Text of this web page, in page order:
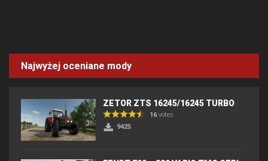
Najwyżej oceniane mody
ZETOR ZTS 16245/16245 TURBO
16votes
9425